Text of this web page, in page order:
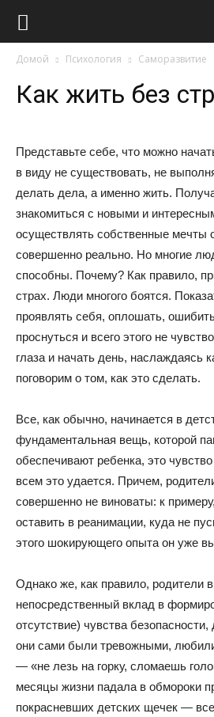
Домой Психология Саморазвитие
Как жить без
Представьте себе, что можно
в виду не существовать, не
делать дела, а именно жить.
знакомиться с новыми и
осуществлять собственные мечты
совершенно реально. Но многие
способны. Почему? Как правило,
страх. Люди многого боятся.
проявлять себя, оплошать,
проснуться и всего этого не
глаза и начать день, наслаждаясь
поговорим о том, как это сделать.
Все, как обычно, начинается в
фундаментальная вещь, которой
обеспечивают ребенка, это
всем это удается. Причем,
совершенно не виноваты: к
оставить в реанимации, куда не
этого шокирующего опыта он уже
Однако же, как правило, родители
непосредственный вклад в
отсутствие) чувства
они сами были тревожными,
— «не лезь на горку, сломаешь
месяцы жизни падала в обмороки
покрасневших детских щечек —